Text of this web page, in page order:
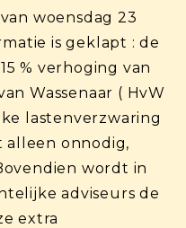
woensdag 23
is geklapt : de
% verhoging van
Wassenaar ( HvW
lastenverzwaring
alleen onnodig,
wordt in
adviseurs de
extra